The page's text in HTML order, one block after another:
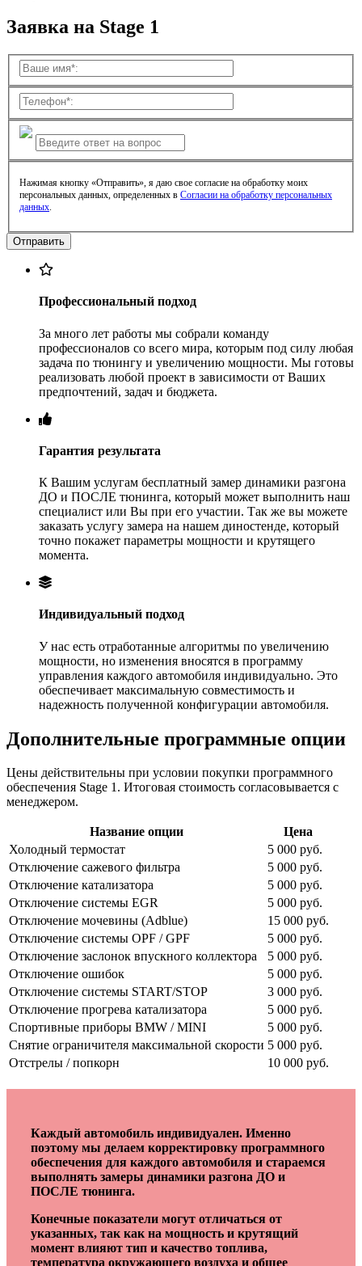
Заявка на Stage 1
Нажимая кнопку «Отправить», я даю свое согласие на обработку моих
персональных данных, определенных в Согласии на обработку персональных
данных.
Профессиональный подход
За много лет работы мы собрали команду
профессионалов со всего мира, которым под силу любая
задача по тюнингу и увеличению мощности. Мы готовы
реализовать любой проект в зависимости от Ваших
предпочтений, задач и бюджета.
Гарантия результата
К Вашим услугам бесплатный замер динамики разгона
ДО и ПОСЛЕ тюнинга, который может выполнить наш
специалист или Вы при его участии. Так же вы можете
заказать услугу замера на нашем диностенде, который
точно покажет параметры мощности и крутящего
момента.
Индивидуальный подход
У нас есть отработанные алгоритмы по увеличению
мощности, но изменения вносятся в программу
управления каждого автомобиля индивидуально. Это
обеспечивает максимальную совместимость и
надежность полученной конфигурации автомобиля.
Дополнительные программные опции
Цены действительны при условии покупки программного
обеспечения Stage 1. Итоговая стоимость согласовывается с
менеджером.
Название опции
Цена
Холодный термостат
5 000 руб.
Отключение сажевого фильтра
5 000 руб.
Отключение катализатора
5 000 руб.
Отключение системы EGR
5 000 руб.
Отключение мочевины (Adblue)
15 000 руб.
Отключение системы OPF / GPF
5 000 руб.
Отключение заслонок впускного коллектора
5 000 руб.
Отключение ошибок
5 000 руб.
Отключение системы START/STOP
3 000 руб.
Отключение прогрева катализатора
5 000 руб.
Спортивные приборы BMW / MINI
5 000 руб.
Снятие ограничителя максимальной скорости 5 000 руб.
Отстрелы / попкорн
10 000 руб.
Каждый автомобиль индивидуален. Именно
поэтому мы делаем корректировку программного
обеспечения для каждого автомобиля и стараемся
выполнять замеры динамики разгона ДО и
ПОСЛЕ тюнинга.
Конечные показатели могут отличаться от
указанных, так как на мощность и крутящий
момент влияют тип и качество топлива,
температура окружающего воздуха и общее